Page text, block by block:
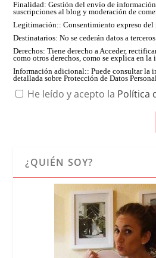
Finalidad: Gestión del envío de
suscripciones al blog y moderación de
Legitimación:: Consentimiento expreso
Destinatarios: No se cederán datos a
Derechos: Tiene derecho a Acceder,
como otros derechos, como se explica en
Información adicional:: Puede consultar la
detallada sobre Protección de Datos
He leído y acepto la Política
¿QUIÉN SOY?